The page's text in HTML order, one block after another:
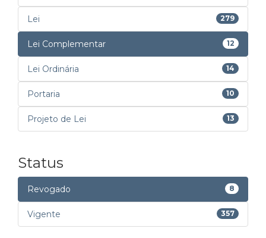
Lei 279
Lei Complementar 12
Lei Ordinária 14
Portaria 10
Projeto de Lei 13
Status
Revogado 8
Vigente 357